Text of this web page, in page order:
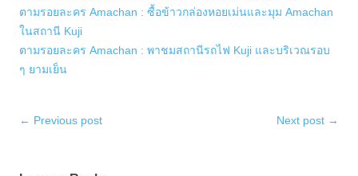
ตามรอยละคร Amachan : ซื้อข้าวกล่องหอยเม่นและมุม Amachan
ในสถานี Kuji
ตามรอยละคร Amachan : พาชมสถานีรถไฟ Kuji และบริเวณรอบ
ๆ ยามเย็น
Post
← Previous post Next post →